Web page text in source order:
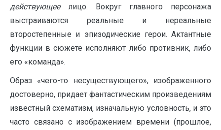
действующеелицо. Вокруг главного персонажа
выстраиваются реальные и нереальные
второстепенные и эпизодические герои. Актантные
функции в сюжете исполняют либо противник, либо
его «команда».
Образ «чего-то несуществующего», изображенного
достоверно, придает фантастическим произведениям
известный схематизм, изначальную условность, и это
часто связано с изображением времени (прошлое,